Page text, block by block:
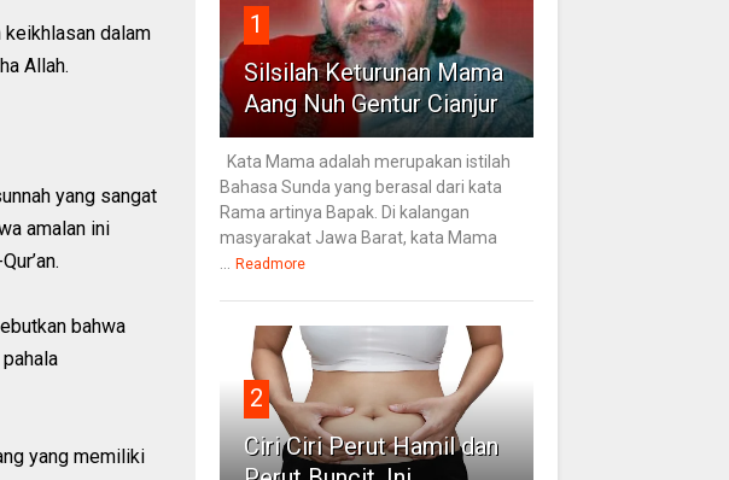
keikhlasan dalam
Allah.
yang sangat
amalan ini
bahwa
yang memiliki
1
Silsilah Keturunan Mama
Aang Nuh Gentur Cianjur
Kata Mama adalah merupakan istilah
Bahasa Sunda yang berasal dari kata
Rama artinya Bapak. Di kalangan
masyarakat Jawa Barat, kata Mama
... Readmore
2
Ciri Ciri Perut Hamil dan